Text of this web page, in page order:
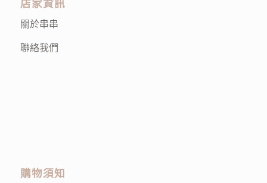
店家資訊
關於串串
聯絡我們
購物須知